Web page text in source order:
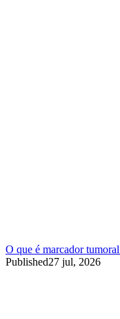
O que é marcador
Published27 jul, 2026